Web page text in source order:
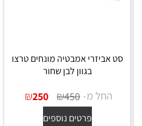
סט אביזרי אמבטיה מונחים טרצו
בגוון לבן שחור
החל מ- ₪450
₪250
פרטים נוספים